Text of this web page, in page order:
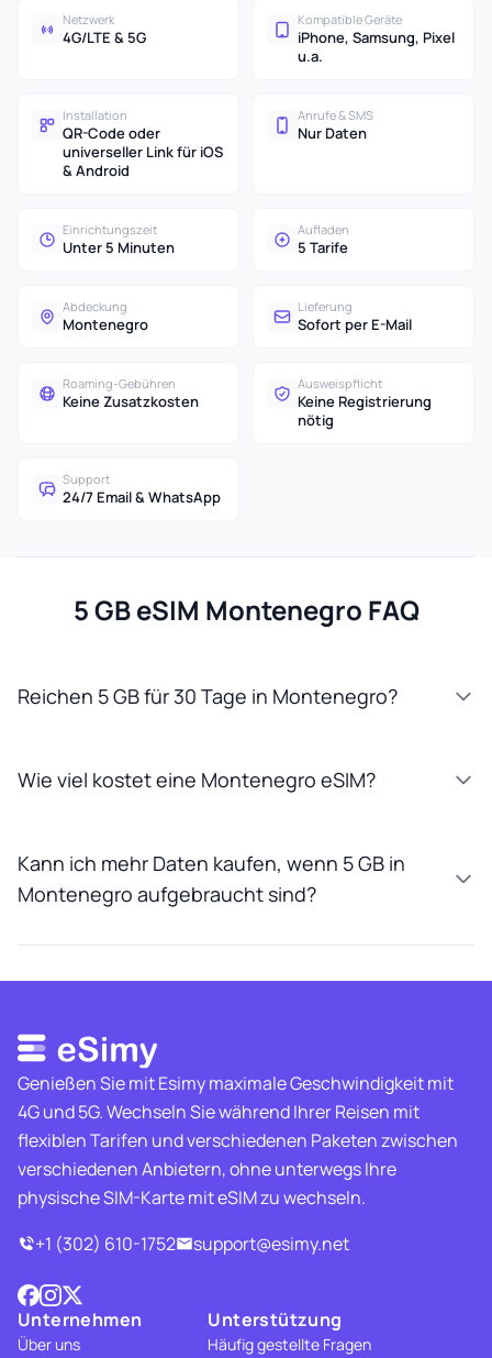
Netzwerk
4G/LTE & 5G
Kompatible Geräte
iPhone, Samsung, Pixel
u.a.
Installation
QR-Code oder
universeller Link für iOS
& Android
Anrufe & SMS
Nur Daten
Einrichtungszeit
Unter 5 Minuten
Aufladen
5 Tarife
Abdeckung
Montenegro
Lieferung
Sofort per E-Mail
Roaming-Gebühren
Keine Zusatzkosten
Ausweispflicht
Keine Registrierung
nötig
Support
24/7 Email & WhatsApp
5 GB eSIM Montenegro FAQ
Reichen 5 GB für 30 Tage in Montenegro?
Wie viel kostet eine Montenegro eSIM?
Kann ich mehr Daten kaufen, wenn 5 GB in
Montenegro aufgebraucht sind?
Genießen Sie mit Esimy maximale Geschwindigkeit mit
4G und 5G. Wechseln Sie während Ihrer Reisen mit
flexiblen Tarifen und verschiedenen Paketen zwischen
verschiedenen Anbietern, ohne unterwegs Ihre
physische SIM-Karte mit eSIM zu wechseln.
+1 (302) 610-1752
support@esimy.net
Unternehmen
Über uns
Unterstützung
Häufig gestellte Fragen